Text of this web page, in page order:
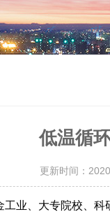
低温循
更新时间：
业、大专院校、科